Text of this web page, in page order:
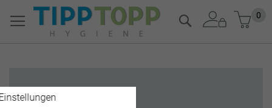
Zum
Inhalt
0
Suche
ANGEBOTE